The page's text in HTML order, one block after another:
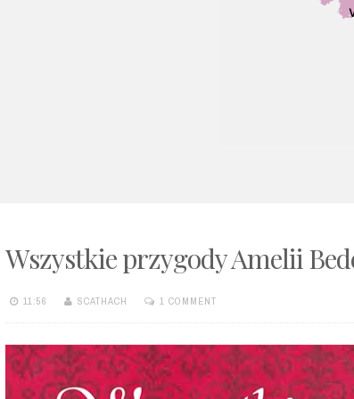
Wszystkie przygody Amelii
11:56 SCATHACH 1 COMMENT